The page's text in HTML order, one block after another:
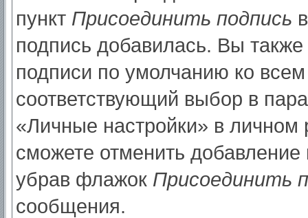
пункт Присоединить подпись
подпись добавилась. Вы
подписи по умолчанию ко
соответствующий выбор в
«Личные настройки» в
сможете отменить
убрав флажок Присоединить
сообщения.